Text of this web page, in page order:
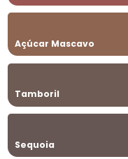
Açúcar Mascavo
Tamboril
Sequoia